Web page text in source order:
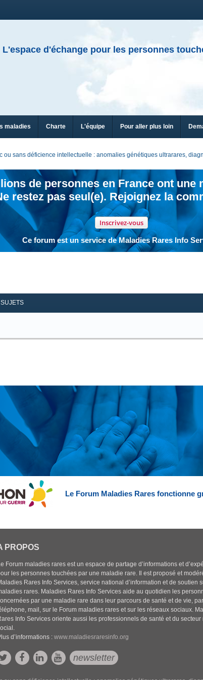
L'espace d'échange pour les personnes
maladies Charte L'équipe Pour aller plus loin
ou sans déficience intellectuelle : anomalies génétiques ultrarares,
de personnes en France ont une
restez pas seul(e). Rejoignez la
Inscrivez-vous
Ce forum est un service de Maladies Rares Info
SUJETS
Le Forum Maladies Rares fonctionne
PROPOS
Forum maladies rares est un espace de partage d’informations et
les personnes touchées par une maladie rare. Il est proposé et
Rares Info Services, service national d’information et de soutien
rares. Maladies Rares Info Services aide au quotidien les
par une maladie rare dans leur parcours de santé et de vie, par
mail, sur le Forum maladies rares et sur les réseaux sociaux.
Info Services oriente aussi les professionnels de santé et du secteur
d’informations :www.maladiesraresinfo.org
newsletter